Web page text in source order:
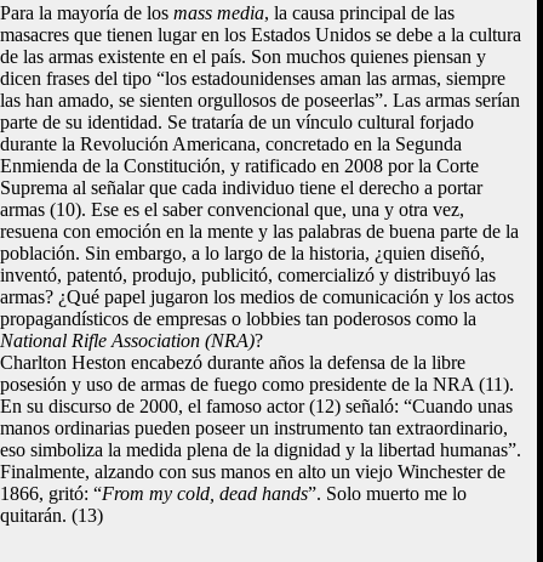
Para la mayoría de los mass media, la causa principal de las
masacres que tienen lugar en los Estados Unidos se debe a la cultura
de las armas existente en el país. Son muchos quienes piensan y
dicen frases del tipo “los estadounidenses aman las armas, siempre
las han amado, se sienten orgullosos de poseerlas”. Las armas serían
parte de su identidad. Se trataría de un vínculo cultural forjado
durante la Revolución Americana, concretado en la Segunda
Enmienda de la Constitución, y ratificado en 2008 por la Corte
Suprema al señalar que cada individuo tiene el derecho a portar
armas (10). Ese es el saber convencional que, una y otra vez,
resuena con emoción en la mente y las palabras de buena parte de la
población. Sin embargo, a lo largo de la historia, ¿quien diseñó,
inventó, patentó, produjo, publicitó, comercializó y distribuyó las
armas? ¿Qué papel jugaron los medios de comunicación y los actos
propagandísticos de empresas o lobbies tan poderosos como la
National Rifle Association (NRA)?
Charlton Heston encabezó durante años la defensa de la libre
posesión y uso de armas de fuego como presidente de la NRA (11).
En su discurso de 2000, el famoso actor (12) señaló: “Cuando unas
manos ordinarias pueden poseer un instrumento tan extraordinario,
eso simboliza la medida plena de la dignidad y la libertad humanas”.
Finalmente, alzando con sus manos en alto un viejo Winchester de
1866, gritó: “From my cold, dead hands”. Solo muerto me lo
quitarán. (13)